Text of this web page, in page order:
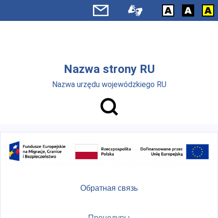
Перейти к основному содержанию
Nazwa strony RU
Nazwa urzędu wojewódzkiego RU
Обратная связь